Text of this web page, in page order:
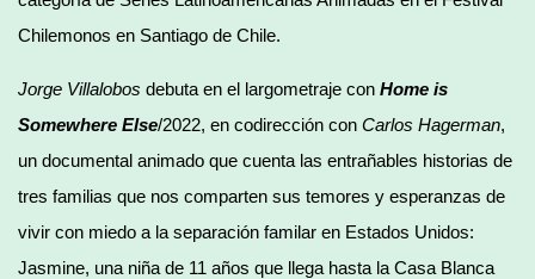
Chilemonos en Santiago de Chile.
Jorge Villalobos debuta en el largometraje con Home is
Somewhere Else/2022, en codirección con Carlos Hagerman,
un documental animado que cuenta las entrañables historias de
tres familias que nos comparten sus temores y esperanzas de
vivir con miedo a la separación familar en Estados Unidos:
Jasmine, una niña de 11 años que llega hasta la Casa Blanca